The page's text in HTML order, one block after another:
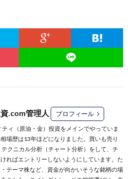
.com管理人 プロフィール
ィ（原油・金）投資をメインでやっていま
場歴は13年ほどになりました。買いも売り
テクニカル分析（チャート分析）をして、チ
ればエントリーしないようにしています。た
テーマ株など、資金が向かいそうな銘柄の場